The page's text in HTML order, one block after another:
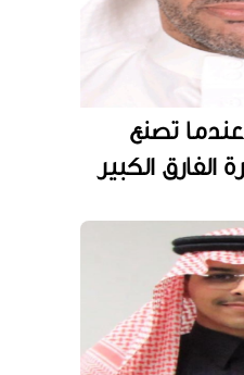
1%.. عندما تصنع
الفارق الكبير